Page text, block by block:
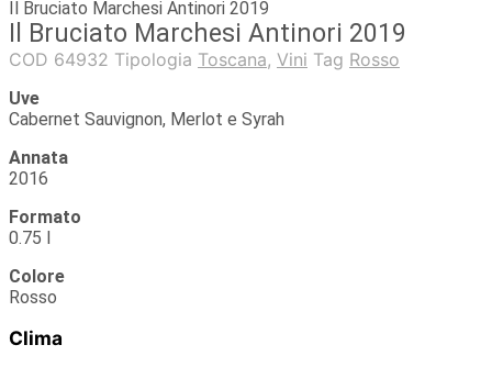
Il Bruciato Marchesi Antinori 2019
Il Bruciato Marchesi Antinori 2019
COD 64932 Tipologia Toscana, Vini Tag Rosso
Uve
Cabernet Sauvignon, Merlot e Syrah
Annata
2016
Formato
0.75 l
Colore
Rosso
Clima